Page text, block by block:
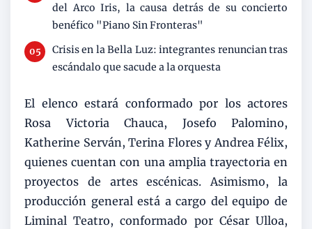
del Arco Iris, la causa detrás de su concierto
benéfico "Piano Sin Fronteras"
Crisis en la Bella Luz: integrantes renuncian tras
escándalo que sacude a la orquesta
El elenco estará conformado por los actores
Rosa Victoria Chauca, Josefo Palomino,
Katherine Serván, Terina Flores y Andrea Félix,
quienes cuentan con una amplia trayectoria en
proyectos de artes escénicas. Asimismo, la
producción general está a cargo del equipo de
Liminal Teatro, conformado por César Ulloa,